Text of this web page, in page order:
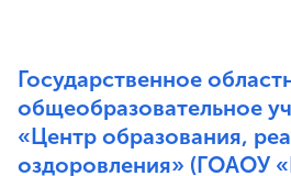
Государственное
общеобразовательное
«Центр образования,
оздоровления» (ГОАОУ